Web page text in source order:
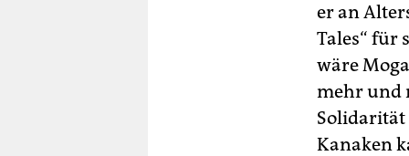
er an
Tales“ für
wäre
mehr und
Solidarität
Kanaken